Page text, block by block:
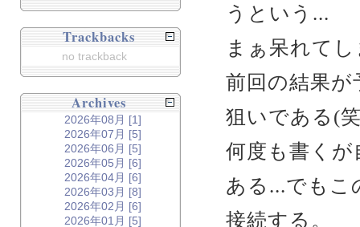
うという...
まぁ呆れて
前回の結果
狙いである(
何度も書くが
ある...でもこ
接続する。
Trackbacks
no trackback
Archives
2026年08月 [1]
2026年07月 [5]
2026年06月 [5]
2026年05月 [6]
2026年04月 [6]
2026年03月 [8]
2026年02月 [6]
2026年01月 [5]